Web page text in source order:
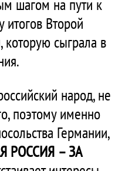
шагом на пути к
итогов Второй
сыграла в
народ, не
поэтому именно
Германии,
РОССИЯ – ЗА